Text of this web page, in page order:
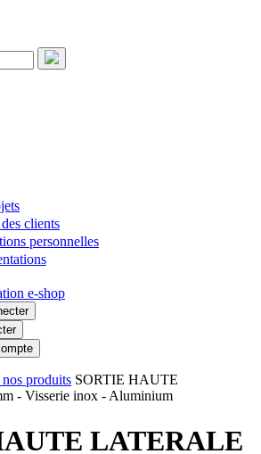
clients
personnelles
e-shop
produits SORTIE HAUTE
- Visserie inox - Aluminium
LATERALE